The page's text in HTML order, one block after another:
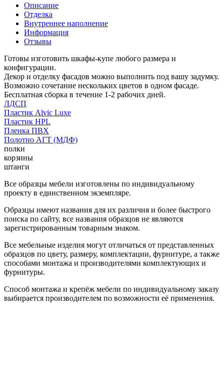
Описание
Отделка
Внутреннее наполнение
Информация
Отзывы
Готовы изготовить шкафы-купе любого размера и
конфигурации.
Декор и отделку фасадов можно выполнить под вашу задумку.
Возможно сочетание нескольких цветов в одном фасаде.
Бесплатная сборка в течение 1-2 рабочих дней.
ЛДСП
Пластик Alvic Luxe
Пластик HPL
Пленка ПВХ
Полотно АГТ (МДФ)
полки
корзины
штанги
Все образцы мебели изготовлены по индивидуальному
проекту в единственном экземпляре.
Образцы имеют названия для их различия и более быстрого
поиска по сайту, все названия образцов не являются
зарегистрированным товарным знаком.
Все мебельные изделия могут отличаться от представленных
образцов по цвету, размеру, комплектации, фурнитуре, а также
способами монтажа и производителями комплектующих и
фурнитуры.
Способ монтажа и крепёж мебели по индивидуальному заказу
выбирается производителем по возможности её применения.